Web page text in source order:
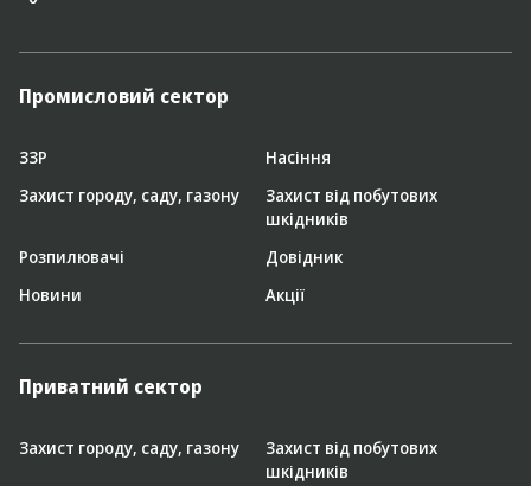
Промисловий сектор
ЗЗР
Насіння
Захист городу, саду, газону
Захист від побутових
шкідників
Розпилювачі
Довідник
Новини
Акції
Приватний сектор
Захист городу, саду, газону
Захист від побутових
шкідників